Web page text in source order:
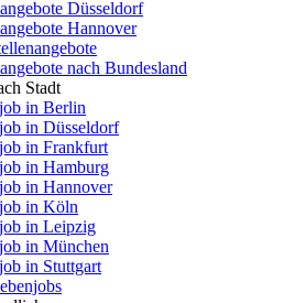
Düsseldorf
Hannover
nach Bundesland
Stadt
in Berlin
in Düsseldorf
in Frankfurt
in Hamburg
in Hannover
in Köln
in Leipzig
in München
in Stuttgart